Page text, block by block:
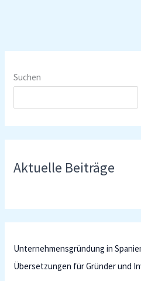
Suchen
Aktuelle Beiträge
Unternehmensgründung in
Übersetzungen für Gründer und